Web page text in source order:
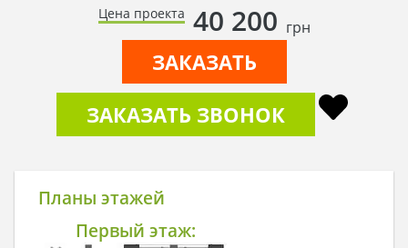
Цена проекта 40 200 грн
ЗАКАЗАТЬ
ЗАКАЗАТЬ ЗВОНОК
Планы этажей
Первый этаж: